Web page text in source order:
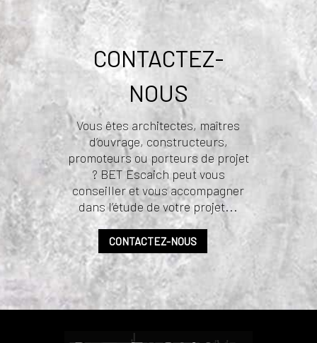
CONTACTEZ-
NOUS
Vous êtes architectes, maîtres
d’ouvrage, constructeurs,
promoteurs ou porteurs de projet
? BET Escaich peut vous
conseiller et vous accompagner
dans l’étude de votre projet...
CONTACTEZ-NOUS